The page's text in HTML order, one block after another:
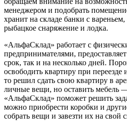
менеджером и подобрать
хранит на складе банки с вареньем,
рыбацкое снаряжение и лодка.
«АльфаСклад» работает с
предпринимателями,
срок, так и на несколько дней.
освободить квартиру при
то решил сдать свою квартиру в
личные вещи, но оставить мебель
«АльфаСклад» поможет решить
можно приобрести коробки и
собрать вещи и завезти их на свой